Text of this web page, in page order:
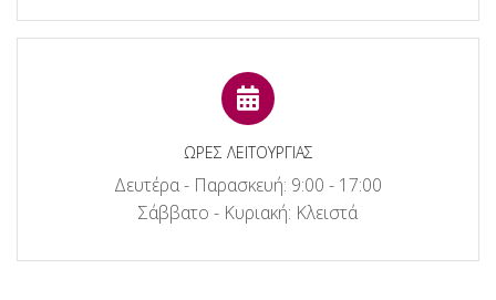
ΩΡΕΣ ΛΕΙΤΟΥΡΓΙΑΣ
Δευτέρα - Παρασκευή: 9:00 - 17:00
Σάββατο - Κυριακή: Κλειστά